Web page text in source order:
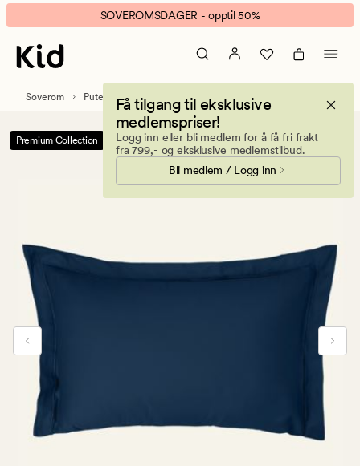
Luxor
putevar
tåkeblå
banner.
Klikk
ESCAPE
pause.
SOVEROMSDAGER - opptil 50%
Få tilgang til eksklusive
medlemspriser!
Logg inn eller bli medlem for å få fri frakt
fra 799,- og eksklusive medlemstilbud.
Bli medlem / Logg inn
Soverom Putetrekk Sateng putevar
Premium Collection -50%